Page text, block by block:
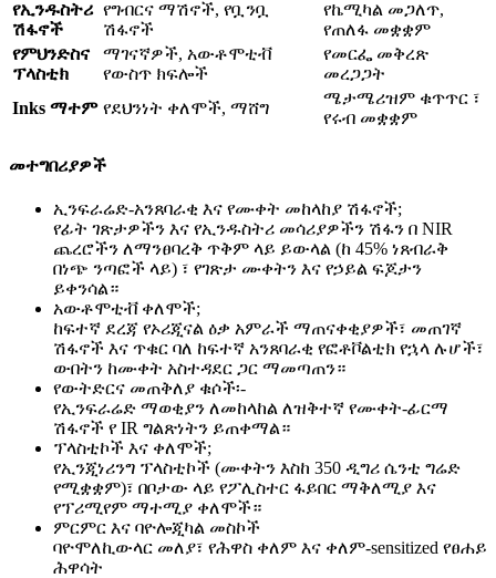
የኢንዱስትሪ
ሽፋኖች
የግብርና ማሽኖች, የቧንቧ
ሽፋኖች
የኬሚካል መጋለጥ,
የጠለፋ መቋቋም
የምህንድስና
ፕላስቲክ
ማገናኛዎች, አውቶሞቲቭ
የውስጥ ክፍሎች
የመርፌ መቅረጽ
መረጋጋት
Inks ማተም የደህንነት ቀለሞች, ማሸግ
ሜታሜሪዝም ቁጥጥር ፣
የሩብ መቋቋም
መተግበሪያዎች
ኢንፍራሬድ-አንጸባራቂ እና የሙቀት መከላከያ ሽፋኖች;
የፊት ገጽታዎችን እና የኢንዱስትሪ መሳሪያዎችን ሽፋን በ NIR
ጨረሮችን ለማንፀባረቅ ጥቅም ላይ ይውላል (ከ 45% ነጸብራቅ
በነጭ ንጣፎች ላይ) ፣ የገጽታ ሙቀትን እና የኃይል ፍጆታን
ይቀንሳል።
አውቶሞቲቭ ቀለሞች;
ከፍተኛ ደረጃ የኦሪጂናል ዕቃ አምራች ማጠናቀቂያዎች፣ መጠገኛ
ሽፋኖች እና ጥቁር ባለ ከፍተኛ አንጸባራቂ የፎቶቮልቲክ የኋላ ሉሆች፣
ውበትን ከሙቀት አስተዳደር ጋር ማመጣጠን።
የውትድርና መጠቅለያ ቁሶች፡-
የኢንፍራሬድ ማወቂያን ለመከላከል ለዝቅተኛ የሙቀት-ፊርማ
ሽፋኖች የ IR ግልጽነትን ይጠቀማል።
ፕላስቲኮች እና ቀለሞች;
የኢንጂነሪንግ ፕላስቲኮች (ሙቀትን እስከ 350 ዲግሪ ሴንቲ ግሬድ
የሚቋቋም)፣ በቦታው ላይ የፖሊስተር ፋይበር ማቅለሚያ እና
የፕሪሚየም ማተሚያ ቀለሞች።
ምርምር እና ባዮሎጂካል መስኮች
ባዮሞለኪውላር መለያ፣ የሕዋስ ቀለም እና ቀለም-sensitized የፀሐይ
ሕዋሳት